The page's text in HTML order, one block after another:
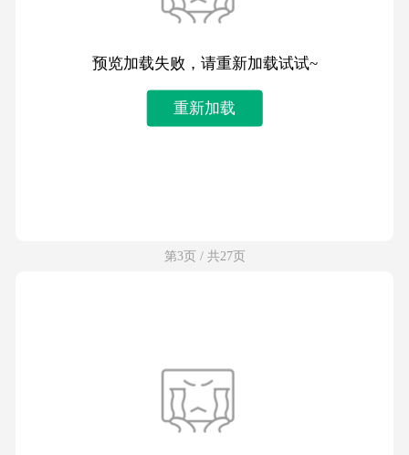
预览加载失败，请重新加载试试~
重新加载
第3页 / 共27页